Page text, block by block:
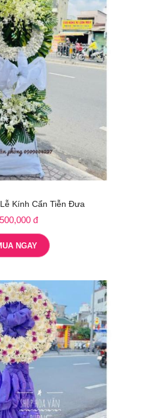
Kính Cẩn Tiễn Đưa
đ
NGAY